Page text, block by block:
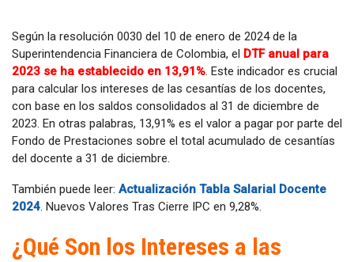
Según la resolución 0030 del 10 de enero de 2024 de la
Superintendencia Financiera de Colombia, el DTF anual para
2023 se ha establecido en 13,91%. Este indicador es crucial
para calcular los intereses de las cesantías de los docentes,
con base en los saldos consolidados al 31 de diciembre de
2023. En otras palabras, 13,91% es el valor a pagar por parte del
Fondo de Prestaciones sobre el total acumulado de cesantías
del docente a 31 de diciembre.
También puede leer: Actualización Tabla Salarial Docente
2024. Nuevos Valores Tras Cierre IPC en 9,28%.
¿Qué Son los Intereses a las